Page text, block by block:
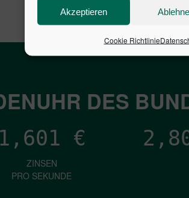
Akzeptieren
Cookie Richtlinie
DES
1,601 €
ZINSEN
PRO SEKUNDE